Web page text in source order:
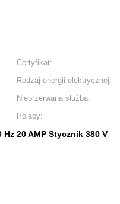
Certyfikat:
Rodzaj energii elektrycznej:
Nieprzerwana służba:
Polacy:
Hz 20 AMP Stycznik 380 V